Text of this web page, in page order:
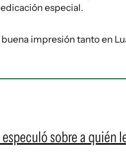
especial.
impresión tanto en
sobre a quién